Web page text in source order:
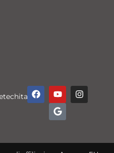
F
a
c
o
k
Y
o
u
t
u
e
I
n
s
r
G
o
o
g
l